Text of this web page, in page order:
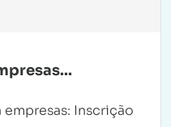
Inscrição